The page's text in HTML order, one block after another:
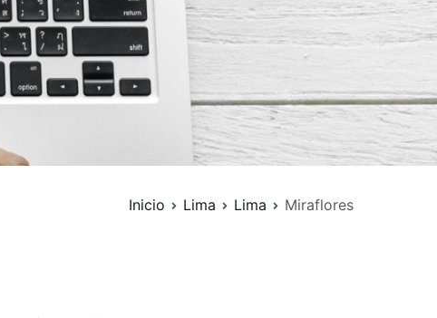
Inicio Lima Lima Miraflores